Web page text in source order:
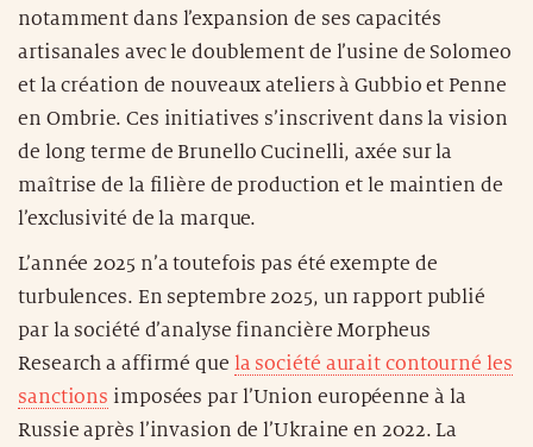
notamment dans l’expansion de ses capacités
artisanales avec le doublement de l’usine de Solomeo
et la création de nouveaux ateliers à Gubbio et Penne
en Ombrie. Ces initiatives s’inscrivent dans la vision
de long terme de Brunello Cucinelli, axée sur la
maîtrise de la filière de production et le maintien de
l’exclusivité de la marque.
L’année 2025 n’a toutefois pas été exempte de
turbulences. En septembre 2025, un rapport publié
par la société d’analyse financière Morpheus
Research a affirmé que la société aurait contourné les
sanctions imposées par l’Union européenne à la
Russie après l’invasion de l’Ukraine en 2022. La